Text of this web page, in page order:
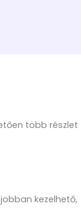
több részlet
kezelhető,